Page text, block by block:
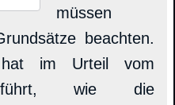
müssen
beachten.
im Urteil vom
wie die